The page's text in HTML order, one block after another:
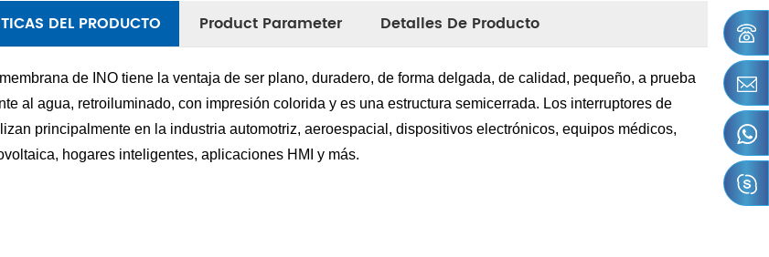
DEL PRODUCTO Product Parameter Detalles De Producto
de INO tiene la ventaja de ser plano, duradero, de forma delgada, de calidad, pequeño, a prueba
al agua, retroiluminado, con impresión colorida y es una estructura semicerrada. Los interruptores de
principalmente en la industria automotriz, aeroespacial, dispositivos electrónicos, equipos médicos,
hogares inteligentes, aplicaciones HMI y más.